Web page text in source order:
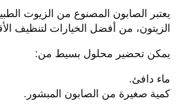
يعتبر الصابون المصنوع من الزيوت
الزيتون، من أفضل الخيارات لتنظيف
يمكن تحضير محلول بسيط من:
ماء دافئ.
كمية صغيرة من الصابون المبشور.